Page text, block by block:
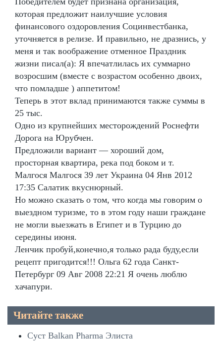
которая предложит наилучшие условия
финансового оздоровления Социнвестбанка,
уточняется в релизе. И правильно, не дразнись, у
меня и так воображение отменное Праздник
жизни писал(а): Я впечатлилась их суммарно
возросшим (вместе с возрастом особенно двоих,
что помладше ) аппетитом!
Теперь в этот вклад принимаются также суммы в
25 тыс.
Одно из крупнейших месторождений Роснефти
Дорога на Юрубчен.
Предложили вариант — хороший дом,
просторная квартира, река под боком и т.
Малгося Малгося 39 лет Украина 04 Янв 2012
17:35 Салатик вкуснюрный.
Но можно сказать о том, что когда мы говорим о
выездном туризме, то в этом году наши граждане
не могли выезжать в Египет и в Турцию до
середины июня.
Ленчик пробуй,конечно,я только рада буду,если
рецепт пригодится!!! Ольга 62 года Санкт-
Петербург 09 Авг 2008 22:21 Я очень люблю
хачапури.
Читайте также
Суст Balkan Pharma Элиста